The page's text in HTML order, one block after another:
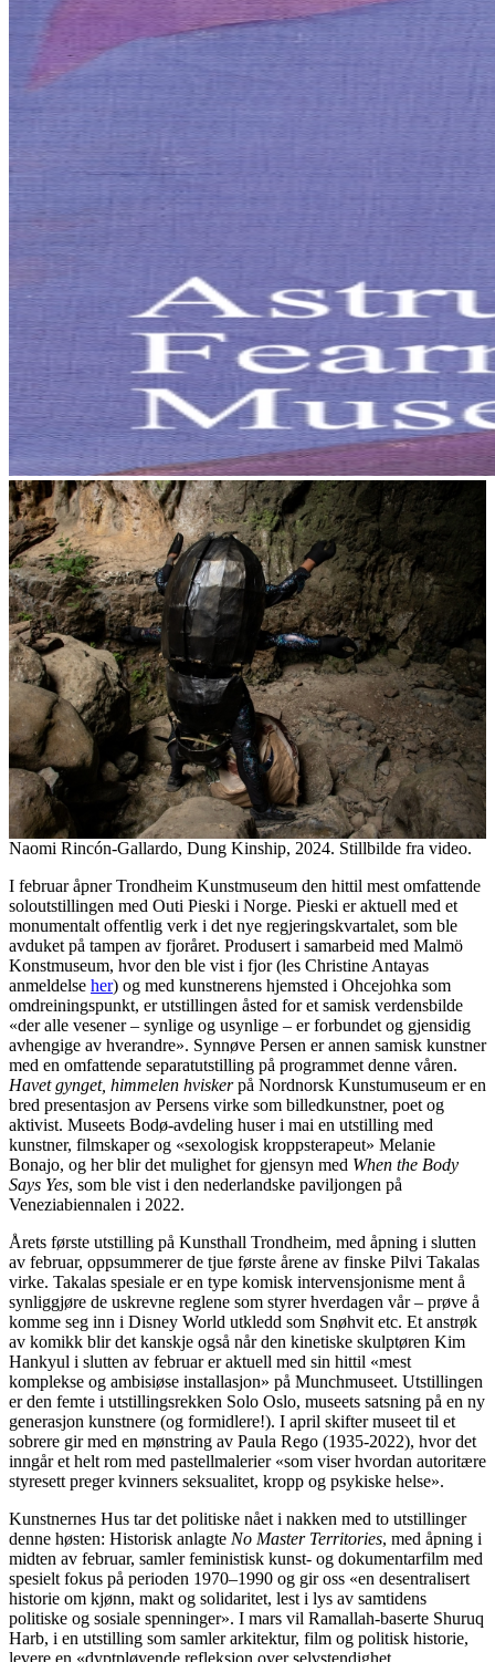
Naomi Rincón-Gallardo, Dung Kinship, 2024. Stillbilde fra video.
I februar åpner Trondheim Kunstmuseum den hittil mest omfattende
soloutstillingen med Outi Pieski i Norge. Pieski er aktuell med et
monumentalt offentlig verk i det nye regjeringskvartalet, som ble
avduket på tampen av fjoråret. Produsert i samarbeid med Malmö
Konstmuseum, hvor den ble vist i fjor (les Christine Antayas
anmeldelse her) og med kunstnerens hjemsted i Ohcejohka som
omdreiningspunkt, er utstillingen åsted for et samisk verdensbilde
«der alle vesener – synlige og usynlige – er forbundet og gjensidig
avhengige av hverandre». Synnøve Persen er annen samisk kunstner
med en omfattende separatutstilling på programmet denne våren.
Havet gynget, himmelen hviskerpå Nordnorsk Kunstumuseum er en
bred presentasjon av Persens virke som billedkunstner, poet og
aktivist. Museets Bodø-avdeling huser i mai en utstilling med
kunstner, filmskaper og «sexologisk kroppsterapeut» Melanie
Bonajo, og her blir det mulighet for gjensyn med When the Body
Says Yes, som ble vist i den nederlandske paviljongen på
Veneziabiennalen i 2022.
Årets første utstilling på Kunsthall Trondheim, med åpning i slutten
av februar, oppsummerer de tjue første årene av finske Pilvi Takalas
virke. Takalas spesiale er en type komisk intervensjonisme ment å
synliggjøre de uskrevne reglene som styrer hverdagen vår – prøve å
komme seg inn i Disney World utkledd som Snøhvit etc. Et anstrøk
av komikk blir det kanskje også når den kinetiske skulptøren Kim
Hankyul i slutten av februar er aktuell med sin hittil «mest
komplekse og ambisiøse installasjon» på Munchmuseet. Utstillingen
er den femte i utstillingsrekken Solo Oslo, museets satsning på en ny
generasjon kunstnere (og formidlere!). I april skifter museet til et
sobrere gir med en mønstring av Paula Rego (1935-2022), hvor det
inngår et helt rom med pastellmalerier «som viser hvordan autoritære
styresett preger kvinners seksualitet, kropp og psykiske helse».
Kunstnernes Hus tar det politiske nået i nakken med to utstillinger
denne høsten: Historisk anlagte No Master Territories, med åpning i
midten av februar, samler feministisk kunst- og dokumentarfilm med
spesielt fokus på perioden 1970–1990 og gir oss «en desentralisert
historie om kjønn, makt og solidaritet, lest i lys av samtidens
politiske og sosiale spenninger». I mars vil Ramallah-baserte Shuruq
Harb, i en utstilling som samler arkitektur, film og politisk historie,